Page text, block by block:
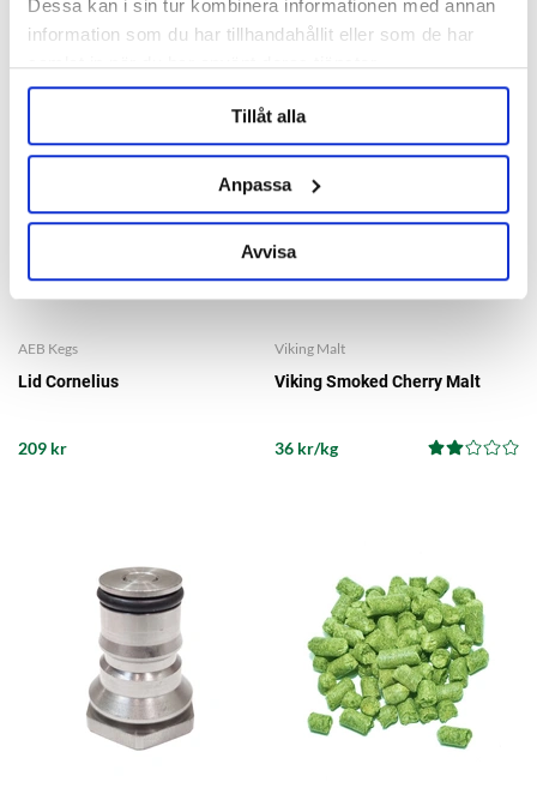
Dessa kan i sin tur kombinera informationen med annan
information som du har tillhandahållit eller som de har
samlat in när du har använt deras tjänster.
Tillåt alla
Anpassa
Avvisa
AEB Kegs
Lid Cornelius
209 kr
Viking Malt
Viking Smoked Cherry Malt
36 kr/kg